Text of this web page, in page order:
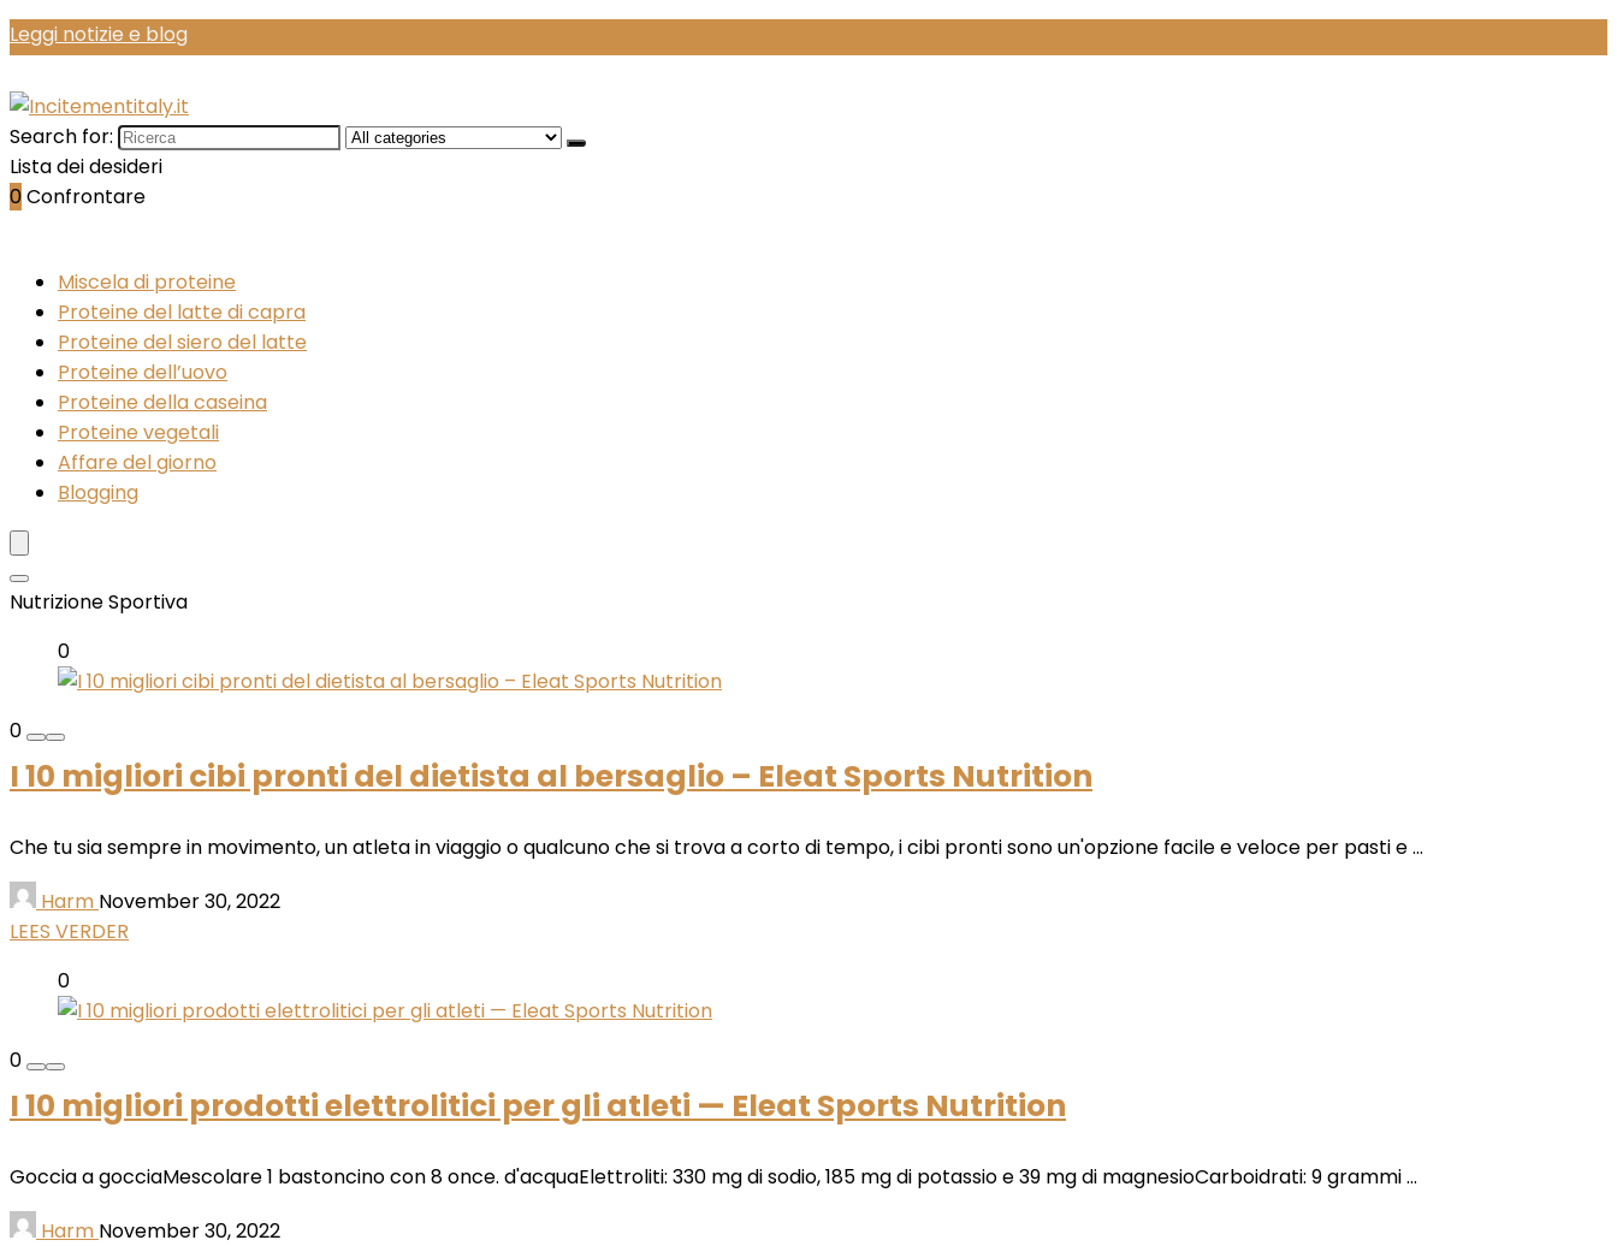
Leggi notizie e blog
Search for:
Lista dei desideri
0Confrontare
Miscela di proteine
Proteine del latte di capra
Proteine del siero del latte
Proteine dell’uovo
Proteine della caseina
Proteine vegetali
Affare del giorno
Blogging
Nutrizione Sportiva
0
0
I 10 migliori cibi pronti del dietista al bersaglio – Eleat Sports Nutrition
Che tu sia sempre in movimento, un atleta in viaggio o qualcuno che si trova a corto di tempo, i cibi pronti sono un'opzione facile e veloce per pasti e ...
Harm November 30, 2022
LEES VERDER
0
0
I 10 migliori prodotti elettrolitici per gli atleti — Eleat Sports Nutrition
Goccia a gocciaMescolare 1 bastoncino con 8 once. d'acquaElettroliti: 330 mg di sodio, 185 mg di potassio e 39 mg di magnesioCarboidrati: 9 grammi ...
Harm November 30, 2022